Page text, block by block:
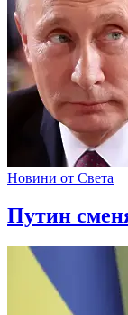
Новини от Света
Путин